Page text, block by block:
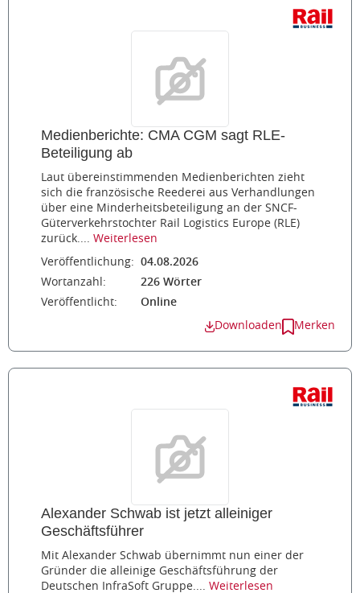
Medienberichte: CMA CGM sagt RLE-
Beteiligung ab
Laut übereinstimmenden Medienberichten zieht
sich die französische Reederei aus Verhandlungen
über eine Minderheitsbeteiligung an der SNCF-
Güterverkehrstochter Rail Logistics Europe (RLE)
zurück.... Weiterlesen
Veröffentlichung:
04.08.2026
Wortanzahl:
226 Wörter
Veröffentlicht:
Online
Downloaden Merken
Alexander Schwab ist jetzt alleiniger
Geschäftsführer
Mit Alexander Schwab übernimmt nun einer der
Gründer die alleinige Geschäftsführung der
Deutschen InfraSoft Gruppe.... Weiterlesen